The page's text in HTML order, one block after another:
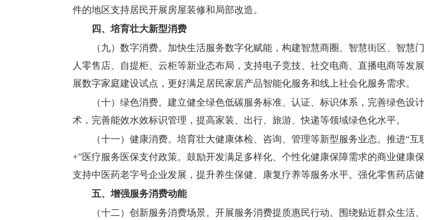
件的地区支持居民开展房屋装修和局部改造。
四、培育壮大新型消费
（九）数字消费。 加快生活服务数字化赋能，构建智慧商圈、智慧街区、智慧
人零售店、自提柜、云柜等新业态布局，支持电子竞技、社交电商、直播电商等
展数字家庭建设试点，更好满足居民家居产品智能化服务和线上社会化服务需求。
（十）绿色消费。 建立健全绿色低碳服务标准、认证、标识体系，完善绿色设
术，完善能效水效标识管理，提高家装、出行、旅游、快递等领域绿色化水平。
（十一）健康消费。 培育壮大健康体检、咨询、管理等新型服务业态。推进“
+”医疗服务医保支付政策。鼓励开发满足多样化、个性化健康保障需求的商业健康
支持中医药老字号企业发展，提升养生保健、康复疗养等服务水平。强化零售药店
五、增强服务消费动能
（十二）创新服务消费场景。 开展服务消费提质惠民行动。围绕贴近群众生活